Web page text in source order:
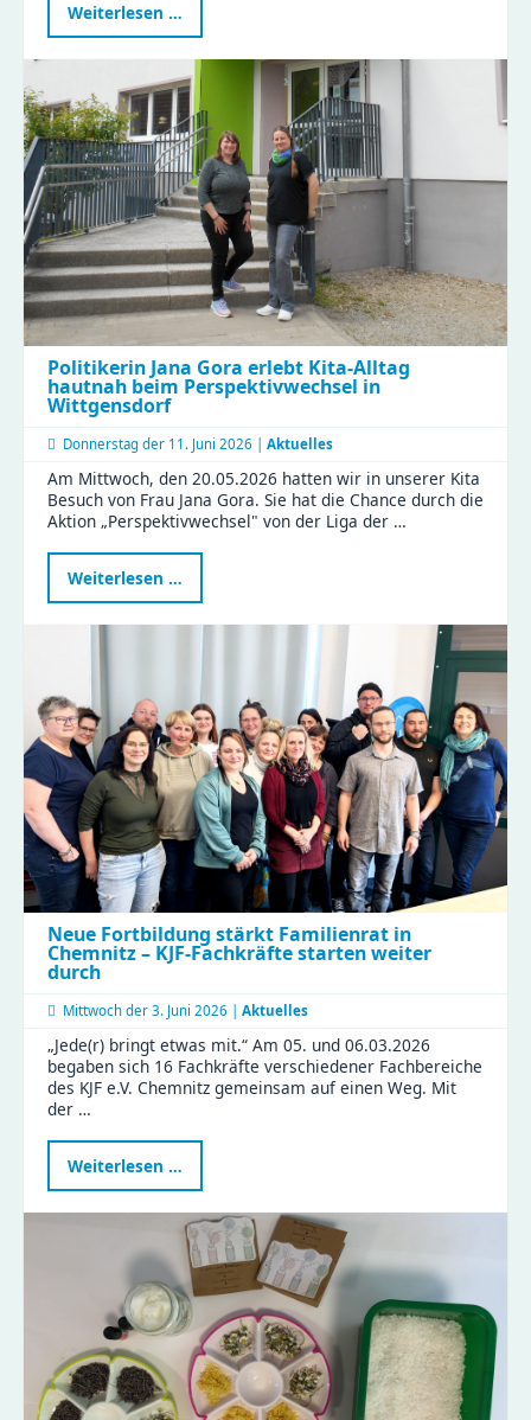
Weiterlesen …
Janina
Pfau
zu
Besuch
im
Compact
Politikerin Jana Gora erlebt Kita-Alltag
hautnah beim Perspektivwechsel in
Wittgensdorf
Donnerstag der 11. Juni 2026 | Aktuelles
Am Mittwoch, den 20.05.2026 hatten wir in unserer Kita
Besuch von Frau Jana Gora. Sie hat die Chance durch die
Aktion „Perspektivwechsel" von der Liga der …
Weiterlesen …
Jana
Gora
Alltag
hautnah
beim
Perspektivwechsel
in
Wittgensdorf
Neue Fortbildung stärkt Familienrat in
Chemnitz – KJF-Fachkräfte starten weiter
durch
Mittwoch der 3. Juni 2026 | Aktuelles
„Jede(r) bringt etwas mit.“ Am 05. und 06.03.2026
begaben sich 16 Fachkräfte verschiedener Fachbereiche
des KJF e.V. Chemnitz gemeinsam auf einen Weg. Mit
der …
Weiterlesen …
Fortbildung
Familienrat
in
Chemnitz
–
KJF-
Fachkräfte
starten
weiter
durch